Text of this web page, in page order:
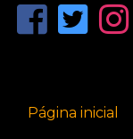
Página inicial